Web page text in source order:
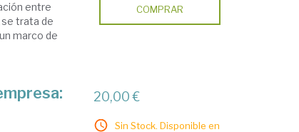
entre
trata de
marco de
COMPRAR
20,00 €
Sin Stock. Disponible en